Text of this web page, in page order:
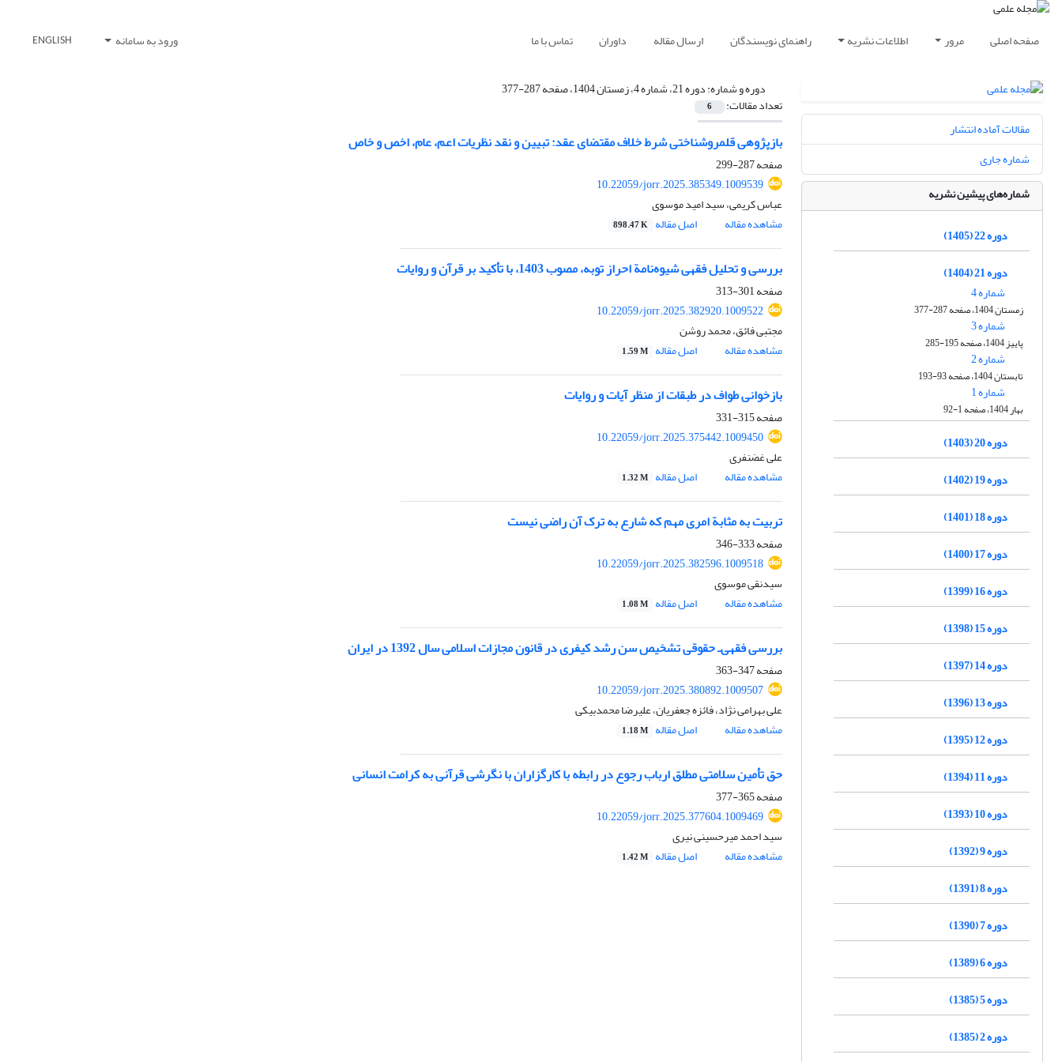
صفحه اصلی مرور اطلاعات نشریه راهنمای نویسندگان ارسال مقاله داوران تماس با ما ورود به سامانه ENGLISH
دوره و شماره:دوره 21، شماره 4، زمستان 1404، صفحه 287-377
تعداد مقالات: 6
بازپژوهی قلمروشناختی شرط خلاف مقتضای عقد: تبیین و نقد نظریات اعم، عام، اخص و خاص
صفحه287-299
10.22059/jorr.2025.385349.1009539
عباس کریمی، سید امید موسوی
مشاهده مقاله
اصل مقاله 898.47 K
بررسی و تحلیل فقهی شیوه‌نامة احراز توبه، مصوب 1403، با تأکید بر قرآن و روایات
صفحه301-313
10.22059/jorr.2025.382920.1009522
مجتبی فائق، محمد روشن
مشاهده مقاله
اصل مقاله 1.59 M
بازخوانی طواف در طبقات از منظر آیات و روایات
صفحه315-331
10.22059/jorr.2025.375442.1009450
علی غضنفری
مشاهده مقاله
اصل مقاله 1.32 M
تربیت به مثابة امری مهم که شارع به ترک آن راضی نیست
صفحه333-346
10.22059/jorr.2025.382596.1009518
سیدنقی موسوی
مشاهده مقاله
اصل مقاله 1.08 M
بررسی فقهی‌ـ حقوقی تشخیص سن رشد کیفری در قانون مجازات اسلامی سال 1392 در ایران
صفحه347-363
10.22059/jorr.2025.380892.1009507
علی بهرامی نژاد، فائزه جعفریان، علیرضا محمدبیکی
مشاهده مقاله
اصل مقاله 1.18 M
حق تأمین سلامتی مطلق ارباب رجوع در رابطه با کارگزاران با نگرشی قرآنی به کرامت انسانی
صفحه365-377
10.22059/jorr.2025.377604.1009469
سید احمد میرحسینی نیری
مشاهده مقاله
اصل مقاله 1.42 M
مقالات آماده انتشار
شماره جاری
شماره‌های پیشین نشریه
دوره 22 (1405)
دوره 21 (1404)
شماره 4
زمستان 1404، صفحه 287-377
شماره 3
پاییز 1404، صفحه 195-285
شماره 2
تابستان 1404، صفحه 93-193
شماره 1
بهار 1404، صفحه 1-92
دوره 20 (1403)
دوره 19 (1402)
دوره 18 (1401)
دوره 17 (1400)
دوره 16 (1399)
دوره 15 (1398)
دوره 14 (1397)
دوره 13 (1396)
دوره 12 (1395)
دوره 11 (1394)
دوره 10 (1393)
دوره 9 (1392)
دوره 8 (1391)
دوره 7 (1390)
دوره 6 (1389)
دوره 5 (1385)
دوره 2 (1385)